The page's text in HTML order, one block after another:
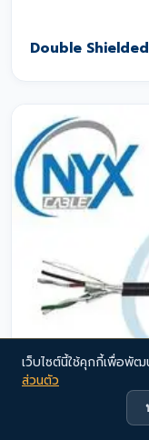
Double
เว็บไซต์นี้ใช้คุกกี้เพื่อพัฒ
ส่วนตัว